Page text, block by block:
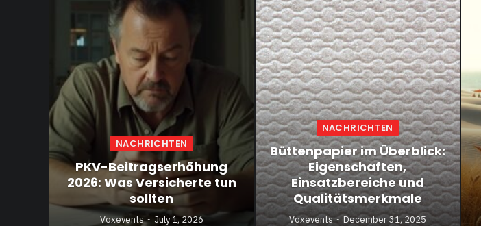
NACHRICHTEN
PKV-Beitragserhöhung
2026: Was Versicherte tun
sollten
Voxevents July 1, 2026
NACHRICHTEN
Büttenpapier im Überblick:
Eigenschaften,
Einsatzbereiche und
Qualitätsmerkmale
Voxevents December 31, 2025